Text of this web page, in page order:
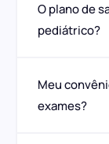
O plano de
pediátrico?
Meu
exames?